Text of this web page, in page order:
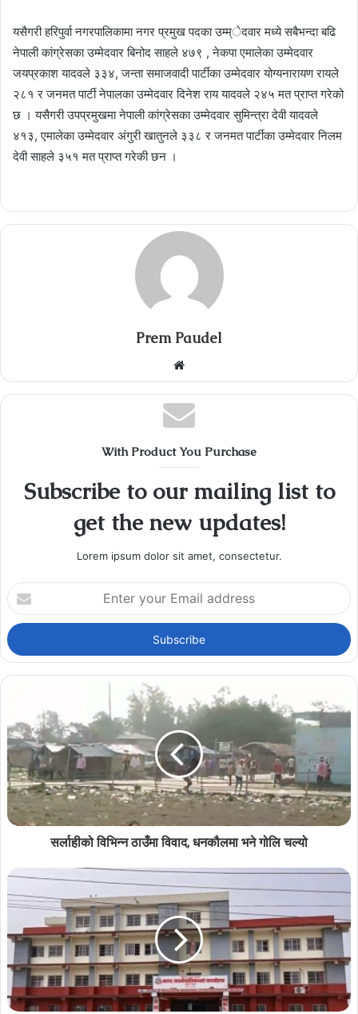
यसैगरी हरिपुर्वा नगरपालिकामा नगर प्रमुख पदका उम्म्ेदवार मध्ये सबैभन्दा बढि
नेपाली कांग्रेसका उम्मेदवार बिनोद साहले ४७९ , नेकपा एमालेका उम्मेदवार
जयप्रकाश यादवले ३३४, जन्ता समाजवादी पार्टीका उम्मेदवार योग्यनारायण रायले
२८१ र जनमत पार्टी नेपालका उम्मेदवार दिनेश राय यादवले २४५ मत प्राप्त गरेको
छ । यसैगरी उपप्रमुखमा नेपाली कांग्रेसका उम्मेदवार सुमिन्त्रा देवी यादवले
४१३, एमालेका उम्मेदवार अंगुरी खातुनले ३३८ र जनमत पार्टीका उम्मेदवार निलम
देवी साहले ३५१ मत प्राप्त गरेकी छन ।
Prem Paudel
Website
With Product You Purchase
Subscribe to our mailing list to
get the new updates!
Lorem ipsum dolor sit amet, consectetur.
Enter
your
Email
address
सर्लाहीको विभिन्न ठाउँमा विवाद, धनकौलमा भने गोलि चल्यो